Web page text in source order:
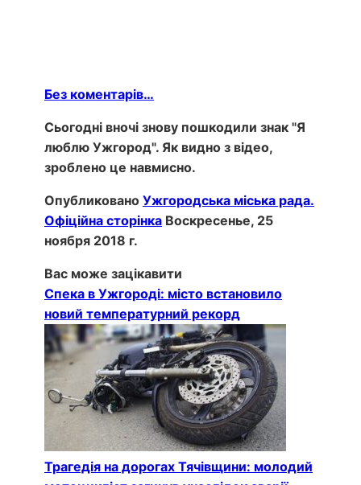
Без коментарів…
Сьогодні вночі знову пошкодили знак "Я
люблю Ужгород". Як видно з відео,
зроблено це навмисно.
Опубликовано Ужгородська міська рада.
Офіційна сторінка Воскресенье, 25
ноября 2018 г.
Вас може зацікавити
Спека в Ужгороді: місто встановило
новий температурний рекорд
Трагедія на дорогах Тячівщини: молодий